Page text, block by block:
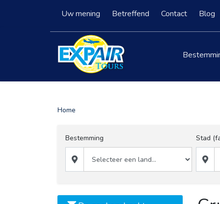
Uw mening Betreffend Contact Blog
Home
Bestemming Stad